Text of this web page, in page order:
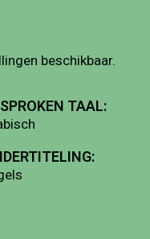
beschikbaar.
TAAL: